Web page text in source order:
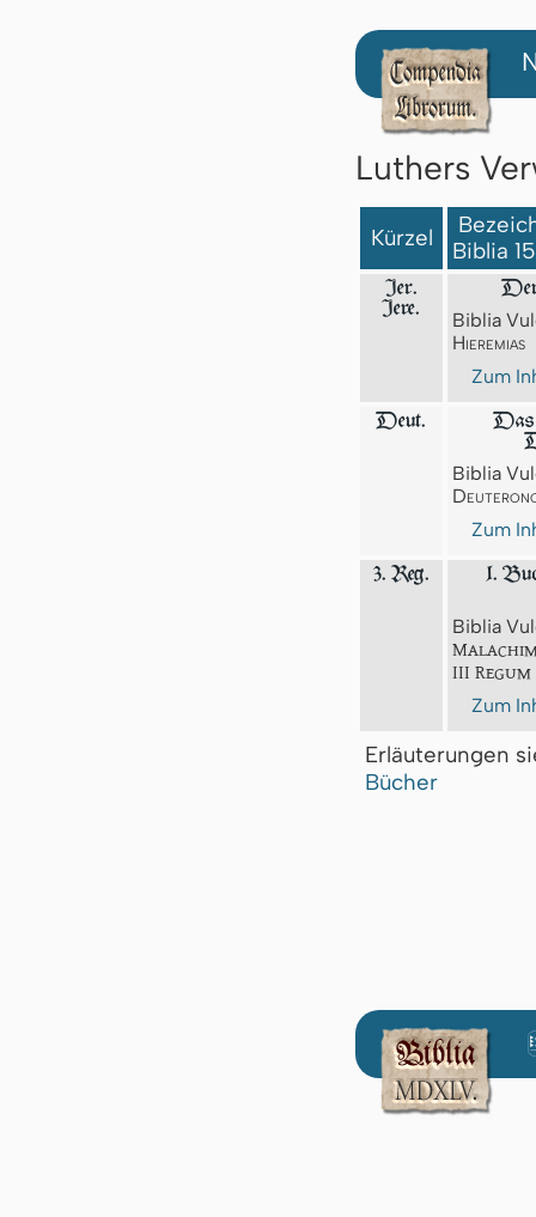
Luthers
Kürzel
Biblia
Jer.
Jere.
Der
Biblia
Hieremias
Zum
Deut.
Das
Biblia
Zum
3. Reg. 1.
Biblia
III Regum
Zum
Erläuterungen
Bücher